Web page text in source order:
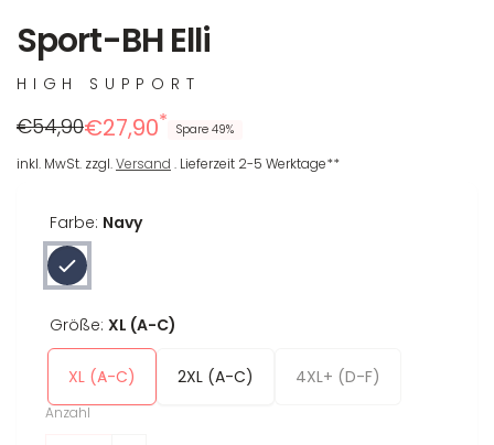
Sport-BH Elli
HIGH SUPPORT
Regulärer
Preis
€54,90
Reduzierter
Preis
€27,90* Spare 49%
inkl. MwSt. zzgl.Versand . Lieferzeit 2-5 Werktage**
Farbe: Navy
Größe: XL (A-C)
XL (A-C) 2XL (A-C) 4XL+ (D-F)
Anzahl